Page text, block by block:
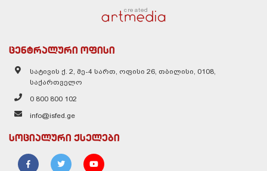
created
ცენტრალური ოფისი
სატივის ქ. 2, მე-4 სართ, ოფისი 26, თბილისი, 0108,
საქართველო
0 800 800 102
info@isfed.ge
სოციალური ქსელები